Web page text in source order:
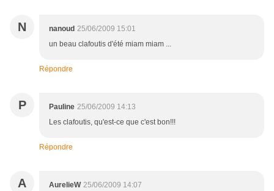
N nanoud 25/06/2009 15:01
un beau clafoutis d'été miam miam ...
Répondre
P Pauline 25/06/2009 14:13
Les clafoutis, qu'est-ce que c'est bon!!!
Répondre
A AurelieW 25/06/2009 14:07